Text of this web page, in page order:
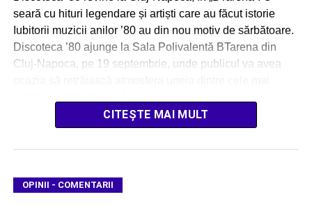
seară cu hituri legendare și artiști care au făcut istorie
Iubitorii muzicii anilor ’80 au din nou motiv de sărbătoare.
Discoteca ’80 ajunge la Sala Polivalentă BTarena din
Cluj-Napoca, pe 19 septembrie, unde publicul va avea
CITEȘTE MAI MULT
OPINII - COMENTARII